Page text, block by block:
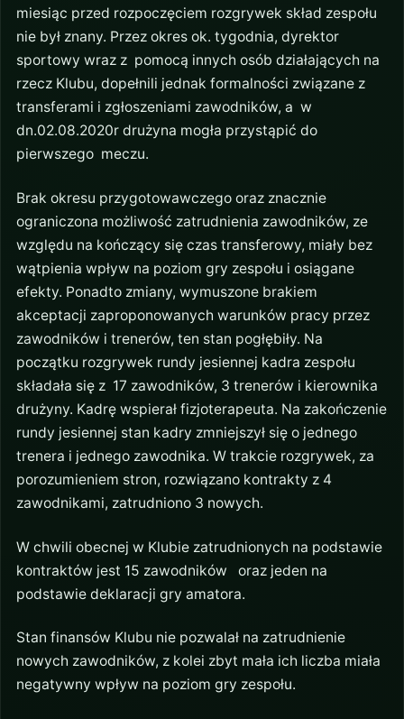
miesiąc przed rozpoczęciem rozgrywek skład zespołu
nie był znany. Przez okres ok. tygodnia, dyrektor
sportowy wraz z pomocą innych osób działających na
rzecz Klubu, dopełnili jednak formalności związane z
transferami i zgłoszeniami zawodników, a w
dn.02.08.2020r drużyna mogła przystąpić do
pierwszego meczu.
Brak okresu przygotowawczego oraz znacznie
ograniczona możliwość zatrudnienia zawodników, ze
względu na kończący się czas transferowy, miały bez
wątpienia wpływ na poziom gry zespołu i osiągane
efekty. Ponadto zmiany, wymuszone brakiem
akceptacji zaproponowanych warunków pracy przez
zawodników i trenerów, ten stan pogłębiły. Na
początku rozgrywek rundy jesiennej kadra zespołu
składała się z 17 zawodników, 3 trenerów i kierownika
drużyny. Kadrę wspierał fizjoterapeuta. Na zakończenie
rundy jesiennej stan kadry zmniejszył się o jednego
trenera i jednego zawodnika. W trakcie rozgrywek, za
porozumieniem stron, rozwiązano kontrakty z 4
zawodnikami, zatrudniono 3 nowych.
W chwili obecnej w Klubie zatrudnionych na podstawie
kontraktów jest 15 zawodników oraz jeden na
podstawie deklaracji gry amatora.
Stan finansów Klubu nie pozwalał na zatrudnienie
nowych zawodników, z kolei zbyt mała ich liczba miała
negatywny wpływ na poziom gry zespołu.